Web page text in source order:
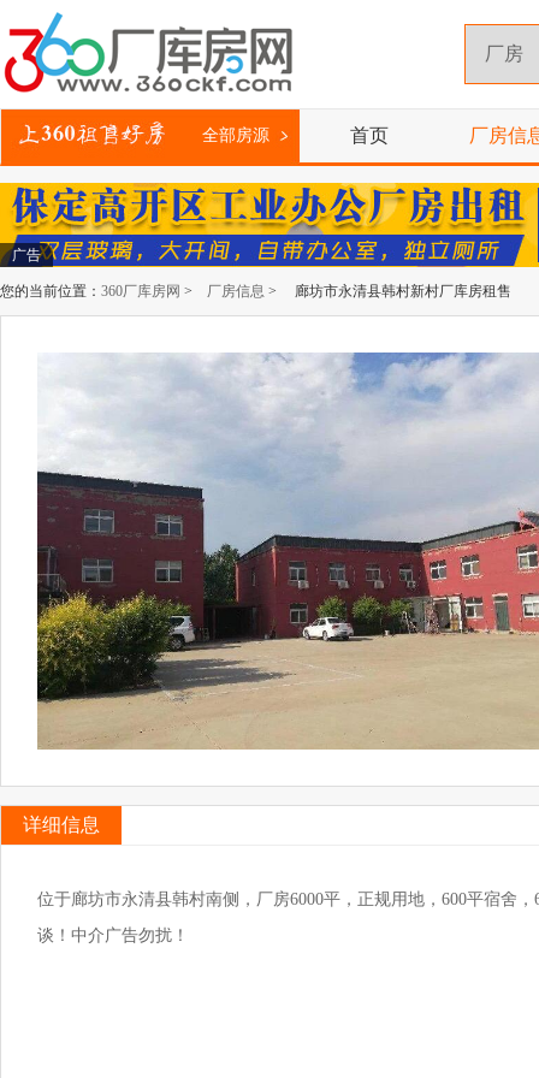
全部房源 首页 厂房信
广告
您的当前位置： 360厂库房网 > 厂房信息 > 廊坊市永清县韩村新村厂库房租售
详细信息
位于廊坊市永清县韩村南侧，厂房6000平，正规用地，600平宿舍
谈！中介广告勿扰！